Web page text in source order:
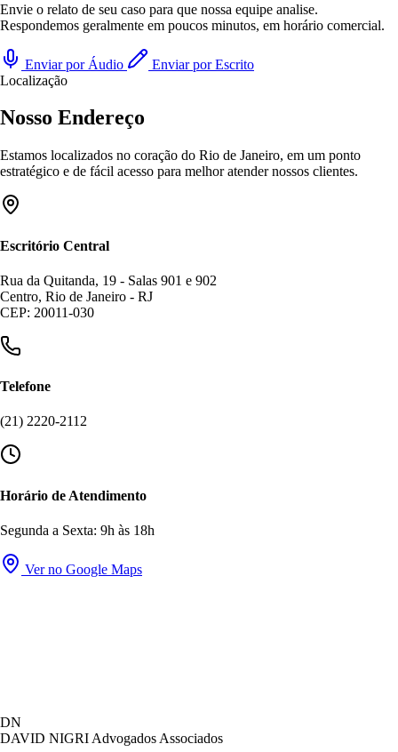
Envie o relato de seu caso para que nossa equipe analise.
Respondemos geralmente em poucos minutos, em horário comercial.
Enviar por Áudio
Enviar por Escrito
Localização
Nosso Endereço
Estamos localizados no coração do Rio de Janeiro, em um ponto
estratégico e de fácil acesso para melhor atender nossos clientes.
Escritório Central
Rua da Quitanda, 19 - Salas 901 e 902
Centro, Rio de Janeiro - RJ
CEP: 20011-030
Telefone
(21) 2220-2112
Horário de Atendimento
Segunda a Sexta: 9h às 18h
Ver no Google Maps
DN
DAVID NIGRI Advogados Associados
Online agora